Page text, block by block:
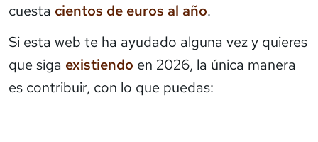
cuesta cientos de euros al año.
Si esta web te ha ayudado alguna vez y quieres
que siga existiendo en 2026, la única manera
es contribuir, con lo que puedas: